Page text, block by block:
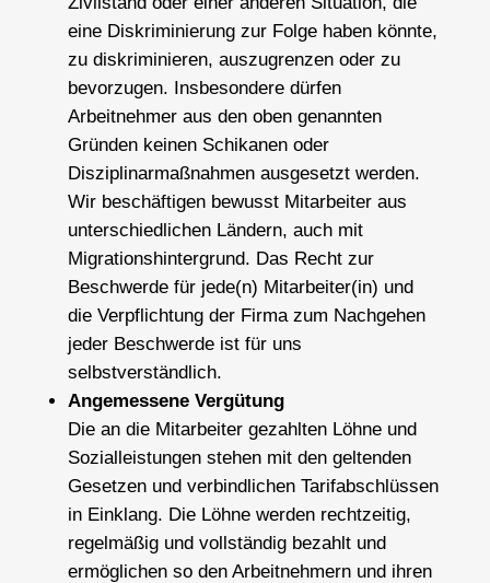
eine Diskriminierung zur Folge haben könnte,
zu diskriminieren, auszugrenzen oder zu
bevorzugen. Insbesondere dürfen
Arbeitnehmer aus den oben genannten
Gründen keinen Schikanen oder
Disziplinarmaßnahmen ausgesetzt werden.
Wir beschäftigen bewusst Mitarbeiter aus
unterschiedlichen Ländern, auch mit
Migrationshintergrund. Das Recht zur
Beschwerde für jede(n) Mitarbeiter(in) und
die Verpflichtung der Firma zum Nachgehen
jeder Beschwerde ist für uns
selbstverständlich.
Angemessene Vergütung
Die an die Mitarbeiter gezahlten Löhne und
Sozialleistungen stehen mit den geltenden
Gesetzen und verbindlichen Tarifabschlüssen
in Einklang. Die Löhne werden rechtzeitig,
regelmäßig und vollständig bezahlt und
ermöglichen so den Arbeitnehmern und ihren